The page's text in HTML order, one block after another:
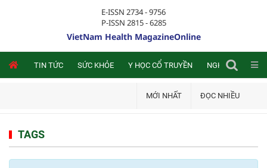
E-ISSN 2734 - 9756
P-ISSN 2815 - 6285
VietNam Health MagazineOnline
TIN TỨC SỨC KHỎE Y HỌC CỔ TRUYỀN NGHIÊN CỨU
MỚI NHẤT ĐỌC NHIỀU
TAGS